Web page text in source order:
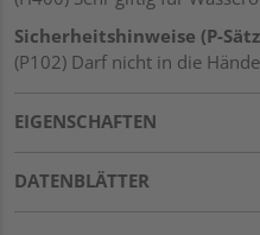
Sicherheitshinweise (P-
(P102) Darf nicht in die
EIGENSCHAFTEN
DATENBLÄTTER